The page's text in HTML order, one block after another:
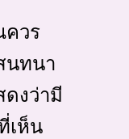
วร
นทนา
งว่ามี
เห็น